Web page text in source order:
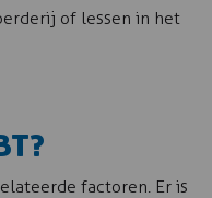
of lessen in het
factoren. Er is